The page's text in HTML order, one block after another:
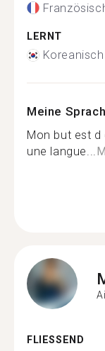
LERNT
Koreanisch
Meine
Mon but est d
une langue...
FLIESSEND